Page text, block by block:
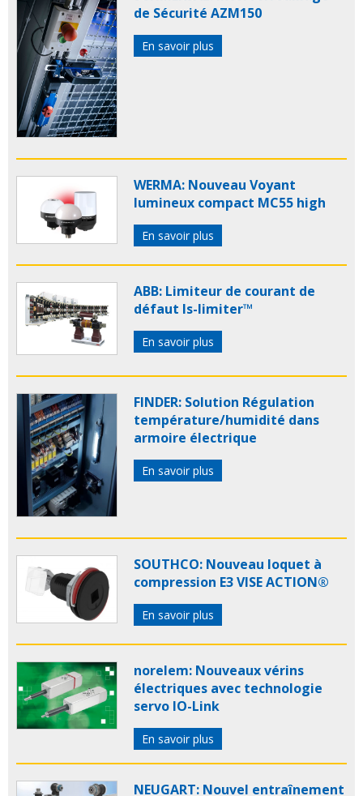
de Sécurité AZM150
En savoir plus
WERMA: Nouveau Voyant
lumineux compact MC55 high
En savoir plus
ABB: Limiteur de courant de
défaut Is-limiter™
En savoir plus
FINDER: Solution Régulation
température/humidité dans
armoire électrique
En savoir plus
SOUTHCO: Nouveau loquet à
compression E3 VISE ACTION®
En savoir plus
norelem: Nouveaux vérins
électriques avec technologie
servo IO-Link
En savoir plus
NEUGART: Nouvel entraînement